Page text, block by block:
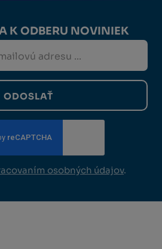
K ODBERU NOVINIEK
ODOSLAŤ
osobných údajov.